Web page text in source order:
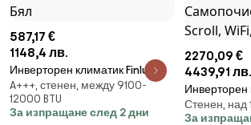
587,17 €
1148,4 лв.
Инверторен климатик Finlux
12MAG87REX, 12000 BTU, Wi-Fi,
A+++, 4D обдухване,
Комфортен бриз, Плазмен
A+++, стенен, между 9100-
12000 BTU
За изпращане след 2 дни
2270,09 €
4439,91 лв.
Инверторен
Mitsubishi
/ SRC 71
Стенен, над
За